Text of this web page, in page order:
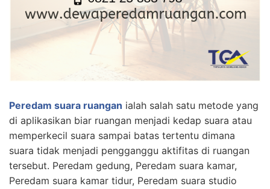
Peredam suara ruangan ialah salah satu metode yang
di aplikasikan biar ruangan menjadi kedap suara atau
memperkecil suara sampai batas tertentu dimana
suara tidak menjadi pengganggu aktifitas di ruangan
tersebut. Peredam gedung, Peredam suara kamar,
Peredam suara kamar tidur, Peredam suara studio